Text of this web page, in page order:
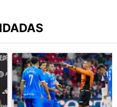
título "Joel Huiqui valoró el
Un artículo de tendencia con el